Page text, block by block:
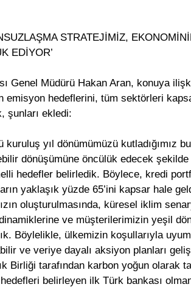
STRATEJİMİZ,
EDİYOR’
Genel Müdürü Hakan Aran, konuya
emisyon hedeflerini, tüm sektörleri
şunları ekledi:
kuruluş yıl dönümümüzü kutladığımız
dönüşümüne öncülük edecek
hedefler belirledik. Böylece, kredi
yaklaşık yüzde 65’ini kapsar hale
oluşturulmasında, küresel iklim
ve müşterilerimizin yeşil
Böylelikle, ülkemizin koşullarıyla
ve veriye dayalı aksiyon planları
Birliği tarafından karbon yoğun olarak
belirleyen ilk Türk bankası